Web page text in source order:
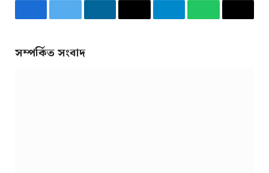
FacebookTwitterLinkedInEmail TelegramWhatsApp
Copy
সম্পর্কিত সংবাদ